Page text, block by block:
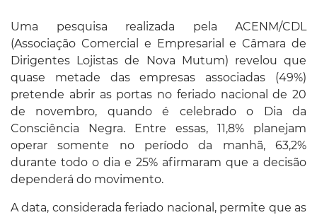
Uma pesquisa realizada pela ACENM/CDL
(Associação Comercial e Empresarial e Câmara de
Dirigentes Lojistas de Nova Mutum) revelou que
quase metade das empresas associadas (49%)
pretende abrir as portas no feriado nacional de 20
de novembro, quando é celebrado o Dia da
Consciência Negra. Entre essas, 11,8% planejam
operar somente no período da manhã, 63,2%
durante todo o dia e 25% afirmaram que a decisão
dependerá do movimento.
A data, considerada feriado nacional, permite que as